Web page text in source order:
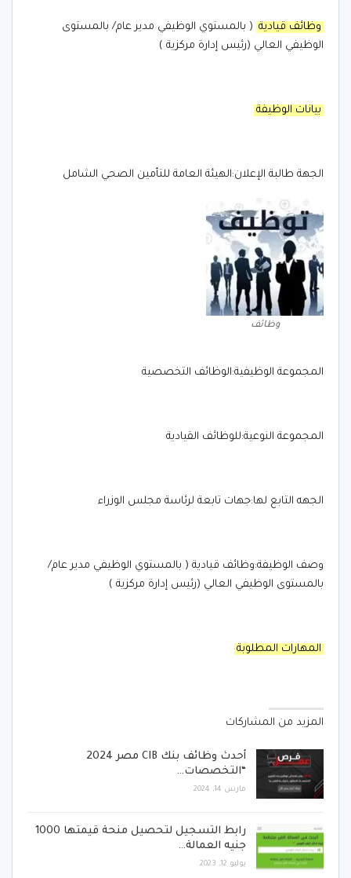
وظائف قيادية ( بالمستوي الوظيفي مدير عام/ بالمستوى
الوظيفي العالي (رئيس إدارة مركزية )
بيانات الوظيفة
الجهة طالبة الإعلان:الهيئة العامة للتأمين الصحي الشامل
وظائف
المجموعة الوظيفية:الوظائف التخصصية
المجموعة النوعية:للوظائف القيادية
الجهه التابع لها:جهات تابعة لرئاسة مجلس الوزراء
وصف الوظيفة:وظائف قيادية ( بالمستوي الوظيفي مدير عام/
بالمستوى الوظيفي العالي (رئيس إدارة مركزية )
المهارات المطلوبة
المزيد من المشاركات
أحدث وظائف بنك CIB مصر 2024
“التخصصات…
مارس 14, 2024
رابط التسجيل لتحصيل منحة قيمتها 1000
جنيه العمالة…
يوليو 12, 2023